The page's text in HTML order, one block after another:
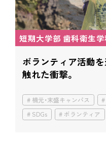
短期大学部 歯科衛生学
ボランティア活動
触れた衝撃。
楠元・末盛キャンパス
SDGs
ボランティア